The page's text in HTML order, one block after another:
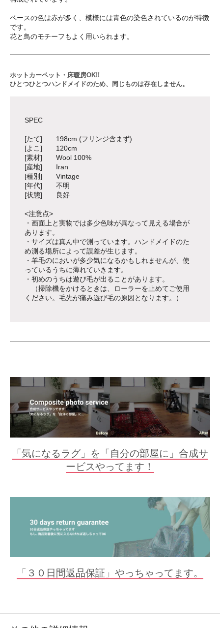
ベースの色は赤が多く、模様には青色の染色されているのが特徴
です。
花と鳥のモチーフもよく用いられます。
ホットカーペット・床暖房OK!!
ひとつひとつハンドメイドのため、同じものは存在しません。
SPEC
[たて] 198cm (フリンジ含まず)
[よこ] 120cm
[素材] Wool 100%
[産地] Iran
[種別] Vintage
[年代] 不明
[状態] 良好
<注意点>
・画面上と実物では多少色味が異なって見える場合が
あります。
・サイズは真ん中で測っています。ハンドメイドのた
め測る場所によって誤差が生じます。
・羊毛のにおいが多少気になるかもしれませんが、使
っているうちに薄れていきます。
・初めのうちは遊び毛が出ることがあります。
（掃除機をかけるときは、ローラーを止めてご使用
ください。毛先が痛み遊び毛の原因となります。）
「気になるラグ」を「自分の部屋に」合成サ
ービスやってます！
「３０日間返品保証」やっちゃってます。